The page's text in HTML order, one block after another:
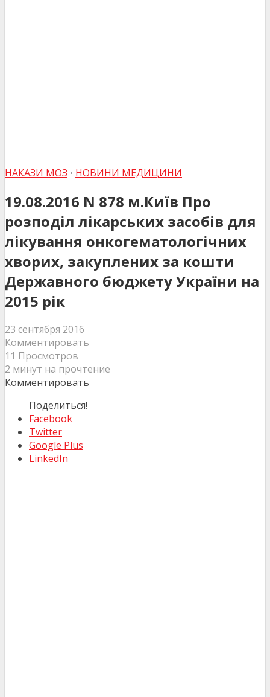
НАКАЗИ МОЗ • НОВИНИ МЕДИЦИНИ
19.08.2016 N 878 м.Київ Про
розподіл лікарських засобів для
лікування онкогематологічних
хворих, закуплених за кошти
Державного бюджету України на
2015 рік
23 сентября 2016
Комментировать
11 Просмотров
2 минут на прочтение
Комментировать
Поделиться!
Facebook
Twitter
Google Plus
LinkedIn